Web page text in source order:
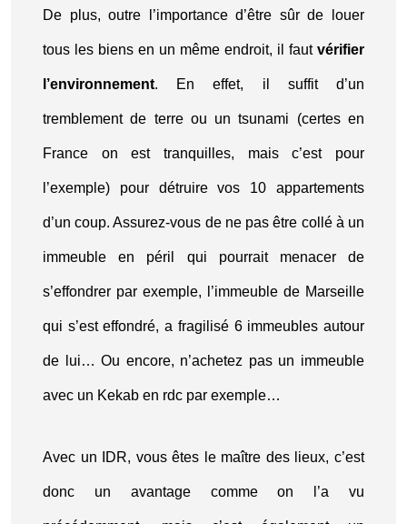
De plus, outre l’importance d’être sûr de louer
tous les biens en un même endroit, il faut vérifier
l’environnement. En effet, il suffit d’un
tremblement de terre ou un tsunami (certes en
France on est tranquilles, mais c’est pour
l’exemple) pour détruire vos 10 appartements
d’un coup. Assurez-vous de ne pas être collé à un
immeuble en péril qui pourrait menacer de
s’effondrer par exemple, l’immeuble de Marseille
qui s’est effondré, a fragilisé 6 immeubles autour
de lui… Ou encore, n’achetez pas un immeuble
avec un Kekab en rdc par exemple…
Avec un IDR, vous êtes le maître des lieux, c’est
donc un avantage comme on l’a vu